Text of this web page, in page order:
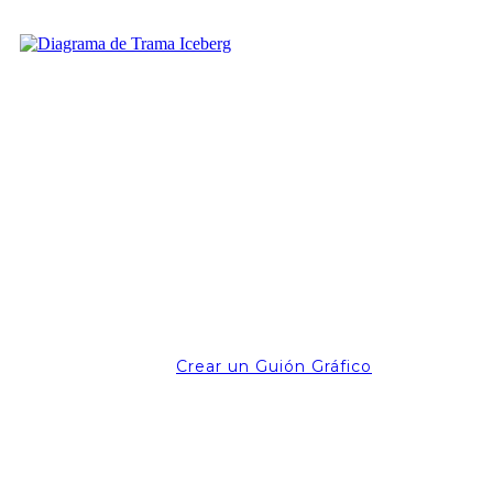
Crear un Guión Gráfico